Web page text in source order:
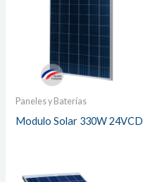
Paneles y Baterías
Modulo Solar 330W 24VCD